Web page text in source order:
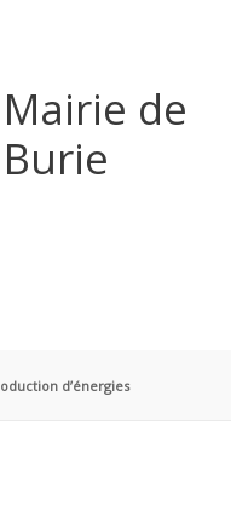
Mairie de
Burie
d’énergies